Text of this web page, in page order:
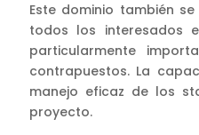
Este dominio también
todos los interesados
particularmente
contrapuestos. La
manejo eficaz de los
proyecto.